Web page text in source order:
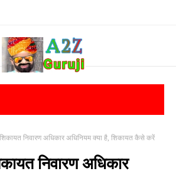
निवारण अधिकार अधिनियम क्या है, शिकायत कैसे करें
निवारण अधिकार